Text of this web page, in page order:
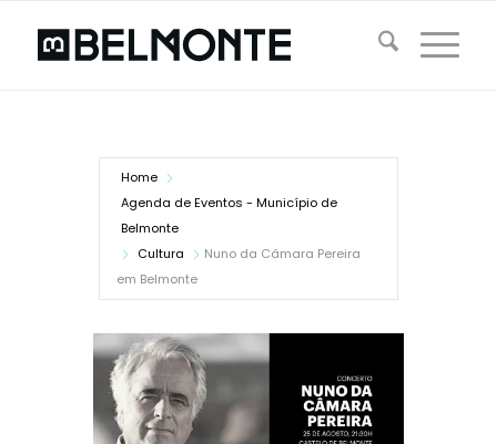
Home
Agenda de Eventos - Município de
Belmonte
Cultura
Nuno da Câmara Pereira
em Belmonte